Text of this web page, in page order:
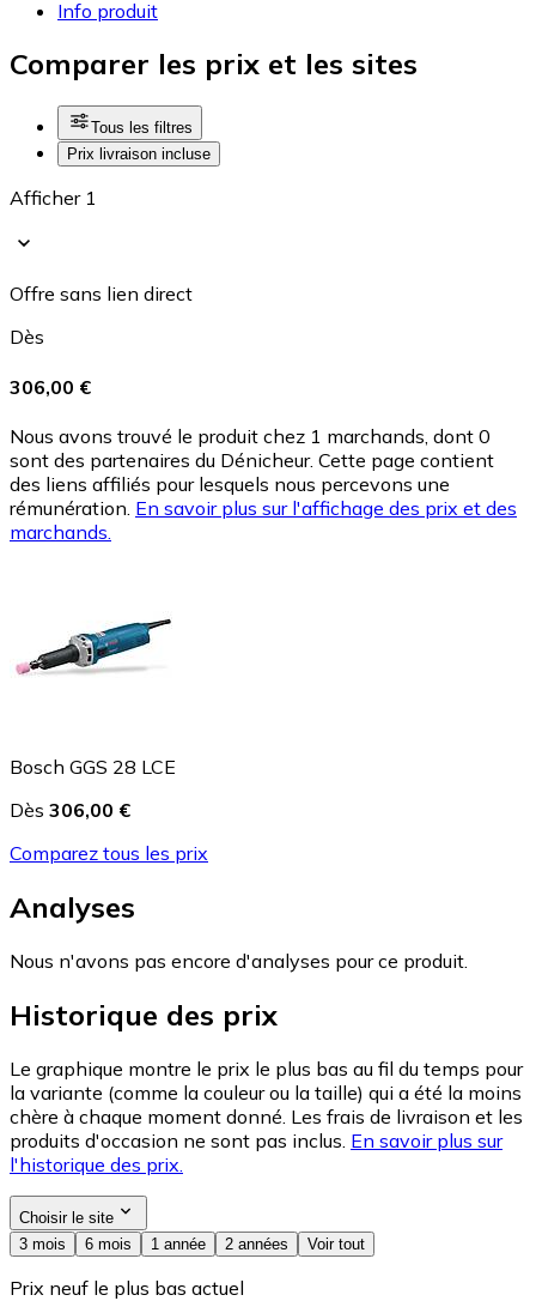
Info produit
Comparer les prix et les sites
Tous les filtres
Prix livraison incluse
Afficher 1
Offre sans lien direct
Dès
306,00 €
Nous avons trouvé le produit chez 1 marchands, dont 0
sont des partenaires du Dénicheur. Cette page contient
des liens affiliés pour lesquels nous percevons une
rémunération. En savoir plus sur l'affichage des prix et des
marchands.
Bosch GGS 28 LCE
Dès 306,00 €
Comparez tous les prix
Analyses
Nous n'avons pas encore d'analyses pour ce produit.
Historique des prix
Le graphique montre le prix le plus bas au fil du temps pour
la variante (comme la couleur ou la taille) qui a été la moins
chère à chaque moment donné. Les frais de livraison et les
produits d'occasion ne sont pas inclus. En savoir plus sur
l'historique des prix.
Choisir le site
3 mois
6 mois 1 année 2 années Voir tout
Prix neuf le plus bas actuel